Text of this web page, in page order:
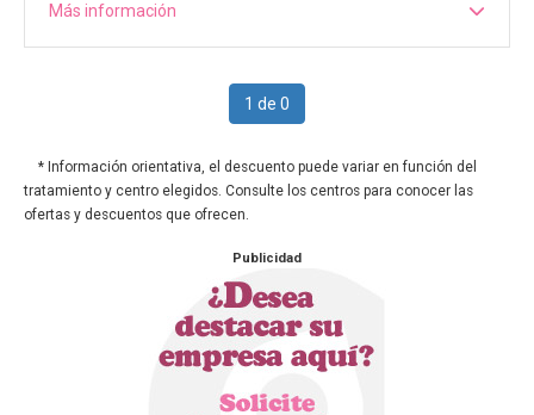
Más información
1 de 0
* Información orientativa, el descuento puede variar en función del
tratamiento y centro elegidos. Consulte los centros para conocer las
ofertas y descuentos que ofrecen.
Publicidad